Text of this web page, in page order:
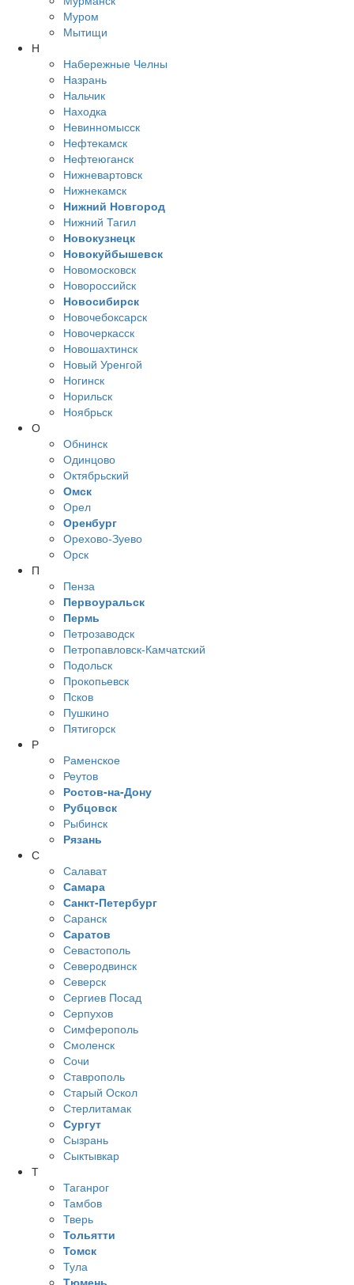
Муром
Мытищи
Н
Набережные Челны
Назрань
Нальчик
Находка
Невинномысск
Нефтекамск
Нефтеюганск
Нижневартовск
Нижнекамск
Нижний Новгород
Нижний Тагил
Новокузнецк
Новокуйбышевск
Новомосковск
Новороссийск
Новосибирск
Новочебоксарск
Новочеркасск
Новошахтинск
Новый Уренгой
Ногинск
Норильск
Ноябрьск
О
Обнинск
Одинцово
Октябрьский
Омск
Орел
Оренбург
Орехово-Зуево
Орск
П
Пенза
Первоуральск
Пермь
Петрозаводск
Петропавловск-Камчатский
Подольск
Прокопьевск
Псков
Пушкино
Пятигорск
Р
Раменское
Реутов
Ростов-на-Дону
Рубцовск
Рыбинск
Рязань
С
Салават
Самара
Санкт-Петербург
Саранск
Саратов
Севастополь
Северодвинск
Северск
Сергиев Посад
Серпухов
Симферополь
Смоленск
Сочи
Ставрополь
Старый Оскол
Стерлитамак
Сургут
Сызрань
Сыктывкар
Т
Таганрог
Тамбов
Тверь
Тольятти
Томск
Тула